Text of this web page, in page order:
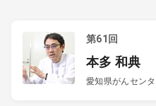
第61回
本多 和典
愛知県がんセン